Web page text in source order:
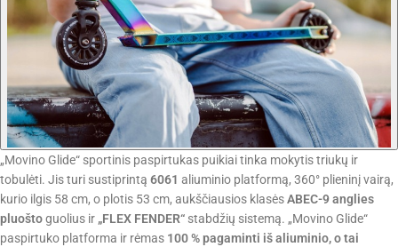
„Movino Glide“ sportinis paspirtukas puikiai tinka mokytis triukų ir
tobulėti. Jis turi sustiprintą 6061 aliuminio platformą, 360° plieninį vairą,
kurio ilgis 58 cm, o plotis 53 cm, aukščiausios klasėsABEC-9 anglies
pluoštoguolius ir „FLEX FENDER“ stabdžių sistemą. „Movino Glide“
paspirtuko platforma ir rėmas 100 % pagaminti iš aliuminio, o tai